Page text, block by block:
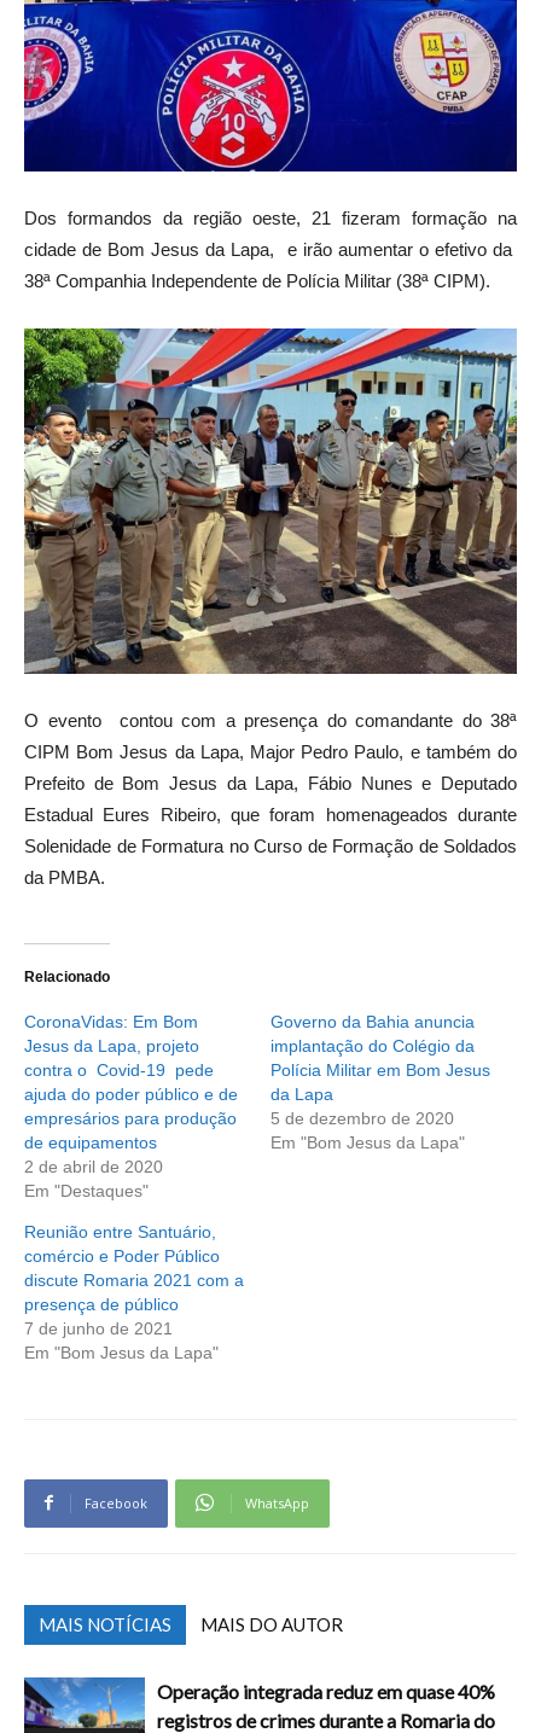
Dos formandos da região oeste, 21 fizeram formação na
cidade de Bom Jesus da Lapa, e irão aumentar o efetivo da
38ª Companhia Independente de Polícia Militar (38ª CIPM).
O evento contou com a presença do comandante do 38ª
CIPM Bom Jesus da Lapa, Major Pedro Paulo, e também do
Prefeito de Bom Jesus da Lapa, Fábio Nunes e Deputado
Estadual Eures Ribeiro, que foram homenageados durante
Solenidade de Formatura no Curso de Formação de Soldados
da PMBA.
Relacionado
CoronaVidas: Em Bom
Jesus da Lapa, projeto
contra o Covid-19 pede
ajuda do poder público e de
empresários para produção
de equipamentos
2 de abril de 2020
Em "Destaques"
Governo da Bahia anuncia
implantação do Colégio da
Polícia Militar em Bom Jesus
da Lapa
5 de dezembro de 2020
Em "Bom Jesus da Lapa"
Reunião entre Santuário,
comércio e Poder Público
discute Romaria 2021 com a
presença de público
7 de junho de 2021
Em "Bom Jesus da Lapa"
Facebook WhatsApp
MAIS NOTÍCIAS MAIS DO AUTOR
Operação integrada reduz em quase 40%
registros de crimes durante a Romaria do